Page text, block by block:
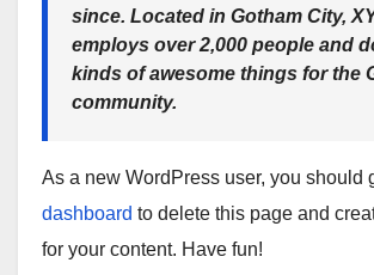
since. Located in Gotham City,
employs over 2,000 people and
kinds of awesome things for the
community.
As a new WordPress user, you should
dashboard to delete this page and
for your content. Have fun!